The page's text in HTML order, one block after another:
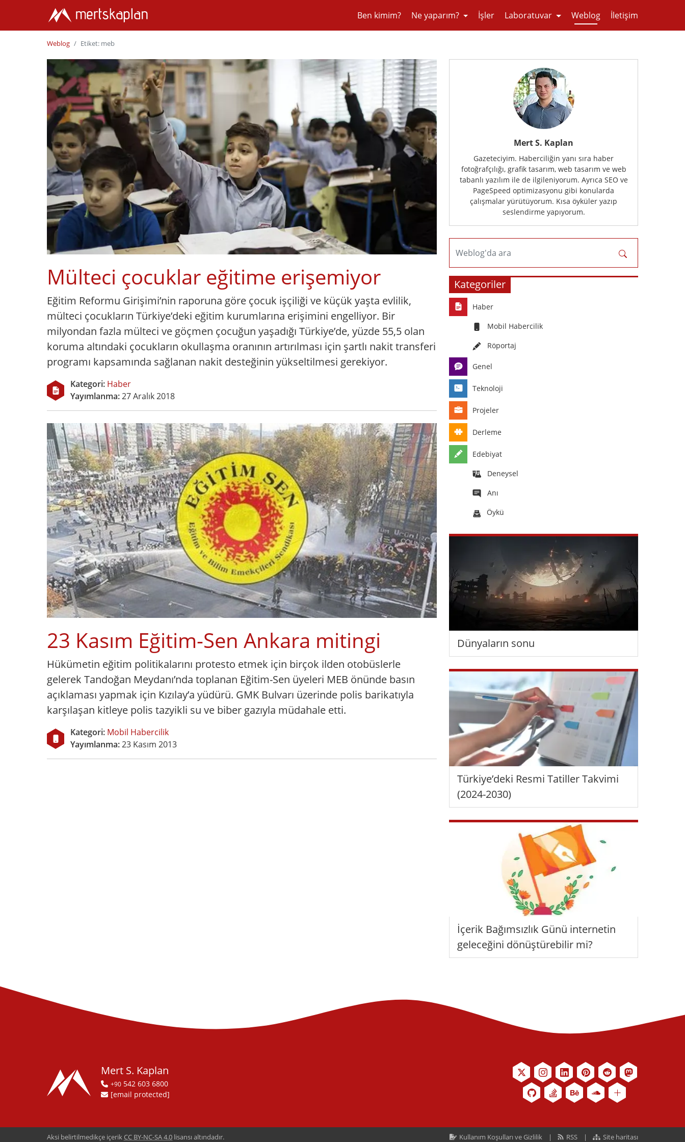
Ben kimim? Ne yaparım? İşler Laboratuvar Weblog İletişim
Weblog Etiket: meb
Mülteci çocuklar eğitime erişemiyor
Eğitim Reformu Girişimi’nin raporuna göre çocuk işçiliği ve küçük yaşta evlilik,
mülteci çocukların Türkiye’deki eğitim kurumlarına erişimini engelliyor. Bir
milyondan fazla mülteci ve göçmen çocuğun yaşadığı Türkiye’de, yüzde 55,5 olan
koruma altındaki çocukların okullaşma oranının artırılması için şartlı nakit transferi
programı kapsamında sağlanan nakit desteğinin yükseltilmesi gerekiyor.
Kategori: Haber
Yayımlanma:27 Aralık 2018
23 Kasım Eğitim-Sen Ankara mitingi
Hükümetin eğitim politikalarını protesto etmek için birçok ilden otobüslerle
gelerek Tandoğan Meydanı’nda toplanan Eğitim-Sen üyeleri MEB önünde basın
açıklaması yapmak için Kızılay’a yüdürü. GMK Bulvarı üzerinde polis barikatıyla
karşılaşan kitleye polis tazyikli su ve biber gazıyla müdahale etti.
Kategori: Mobil Habercilik
Yayımlanma:23 Kasım 2013
Mert S. Kaplan
Gazeteciyim. Haberciliğin yanı sıra haber
fotoğrafçılığı, grafik tasarım, web tasarım ve web
tabanlı yazılım ile de ilgileniyorum. Ayrıca SEO ve
PageSpeed optimizasyonu gibi konularda
çalışmalar yürütüyorum. Kısa öyküler yazıp
seslendirme yapıyorum.
Weblog'da ara
Kategoriler
Haber
Mobil Habercilik
Röportaj
Genel
Teknoloji
Projeler
Derleme
Edebiyat
Deneysel
Anı
Öykü
Dünyaların sonu
Türkiye’deki Resmi Tatiller Takvimi
(2024-2030)
İçerik Bağımsızlık Günü internetin
geleceğini dönüştürebilir mi?
Mert S. Kaplan
+90 542 603 6800
[email protected]
Aksi belirtilmedikçe içerikCC BY-NC-SA 4.0 lisansı altındadır. Kullanım Koşulları ve Gizlilik RSS Site haritası